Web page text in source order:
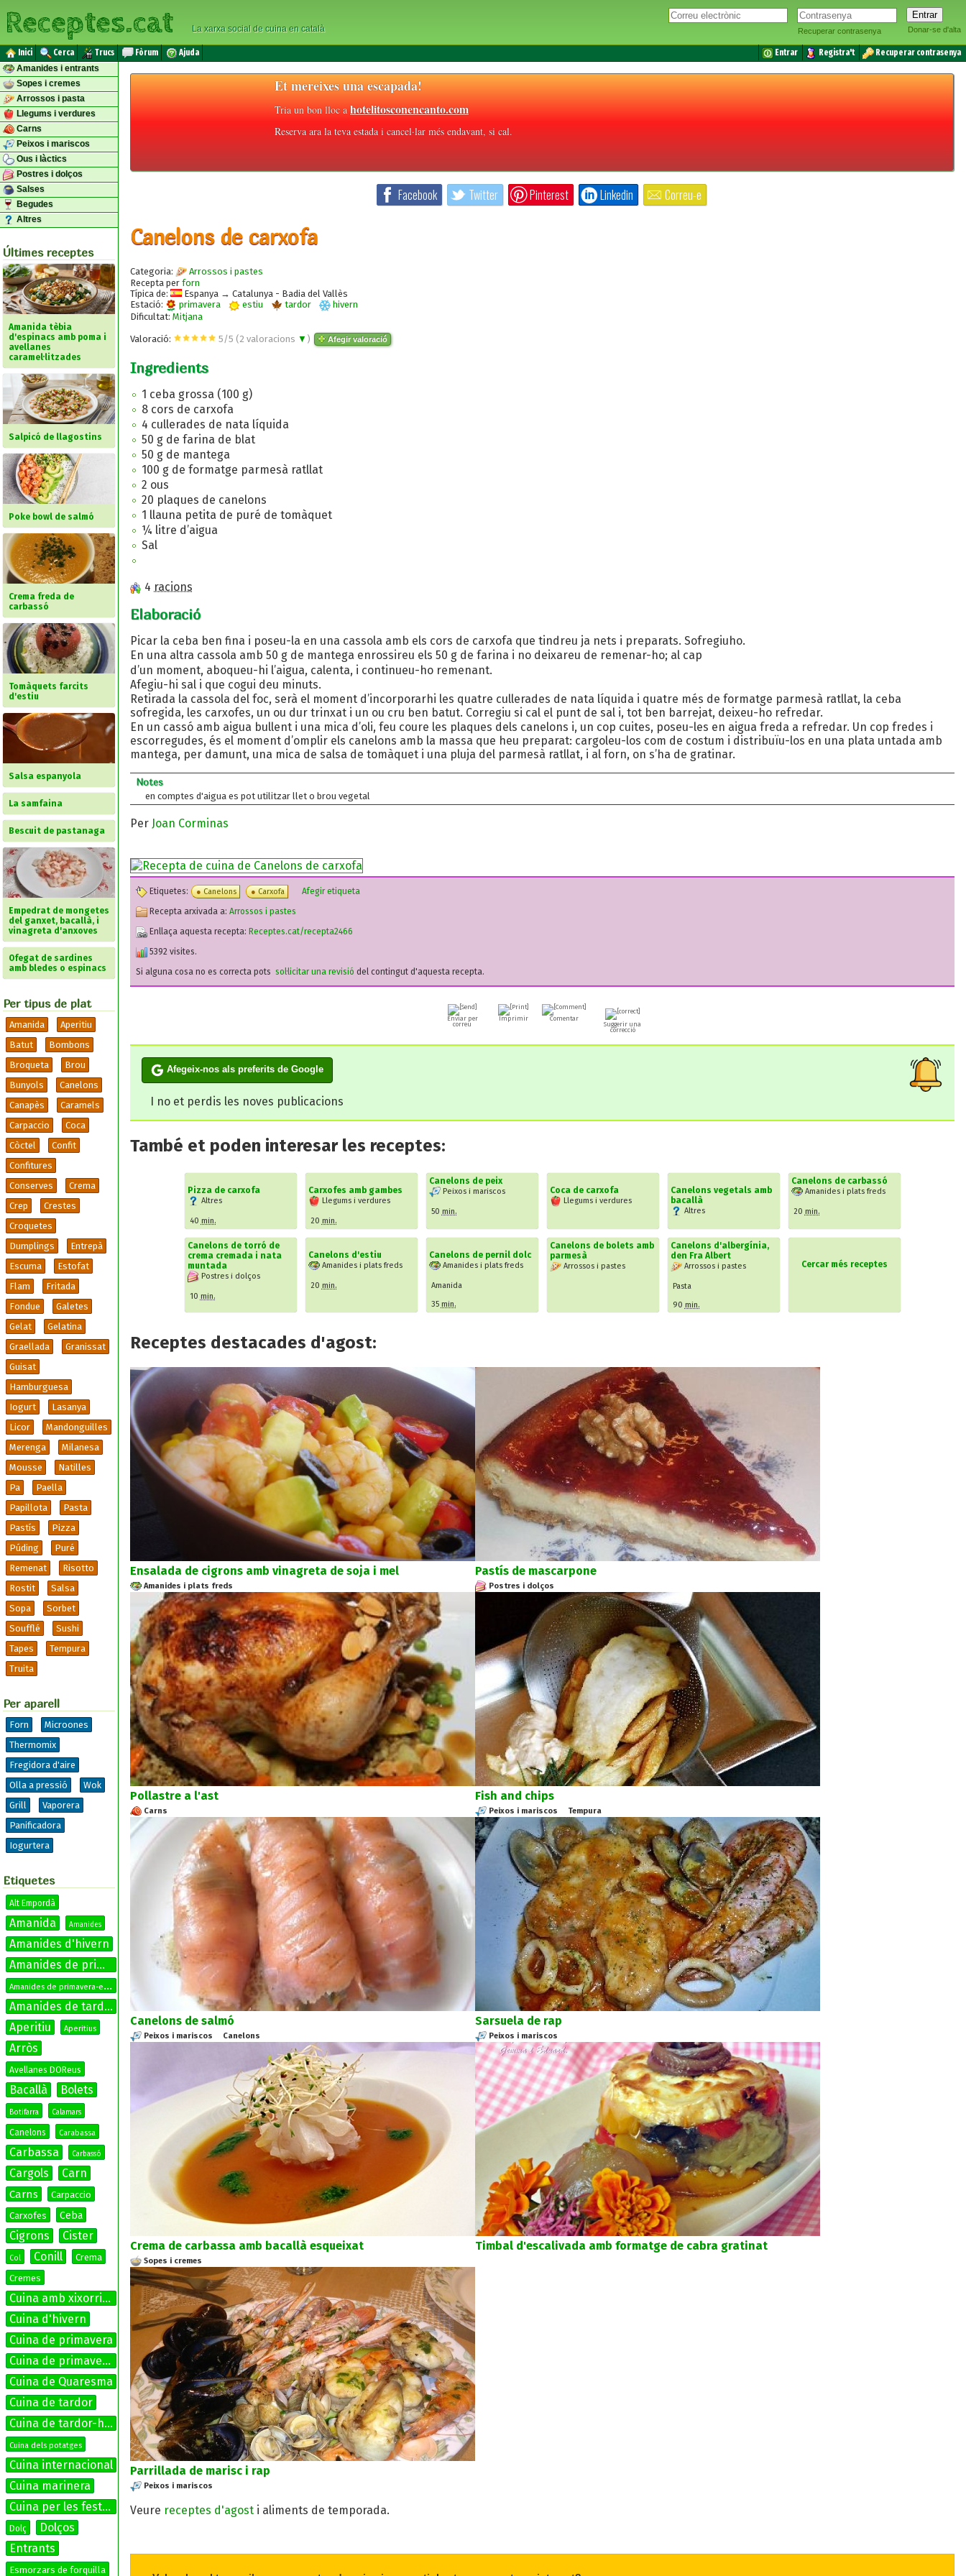
Recuperar contrasenya Donar-se d'alta
Receptes.cat La xarxa social de cuina en català
Inici Cerca Trucs Fòrum Ajuda Entrar Registra't
Recuperar contrasenya
Amanides i entrants
Sopes i cremes
Arrossos i pasta
Llegums i verdures
Carns
Peixos i mariscos
Ous i làctics
Postres i dolços
Salses
Begudes
Altres
Últimes receptes
Amanida tèbia
d'espinacs amb poma i
avellanes
caramel·litzades
Salpicó de llagostins
Poke bowl de salmó
Crema freda de
carbassó
Tomàquets farcits
d'estiu
Salsa espanyola
La samfaina
Bescuit de pastanaga
Empedrat de mongetes
del ganxet, bacallà, i
vinagreta d'anxoves
Ofegat de sardines
amb bledes o espinacs
Per tipus de plat
Amanida
Aperitiu
Batut
Bombons
Broqueta
Brou
Bunyols
Canelons
Canapès
Caramels
Carpaccio
Coca
Còctel
Confit
Confitures
Conserves
Crema
Crep
Crestes
Croquetes
Dumplings
Entrepà
Escuma
Estofat
Flam
Fritada
Fondue
Galetes
Gelat
Gelatina
Graellada
Granissat
Guisat
Hamburguesa
Iogurt
Lasanya
Licor
Mandonguilles
Merenga
Milanesa
Mousse
Natilles
Pa
Paella
Papillota
Pasta
Pastís
Pizza
Púding
Puré
Remenat
Risotto
Rostit
Salsa
Sopa
Sorbet
Soufflé
Sushi
Tapes
Tempura
Truita
Per aparell
Forn
Microones
Thermomix
Fregidora d'aire
Olla a pressió
Wok
Grill
Vaporera
Panificadora
Iogurtera
Etiquetes
Alt Empordà
Amanida Amanides
Amanides d'hivern
Amanides de primavera
A
manides de primavera-estiu
Amanides de tardor
Aperitiu
Aperitius
Arròs
Avellanes DOReus
Bacallà Bolets
Botifarra Calamars
Canelons Carabassa
Carbassa Carbassó
Cargols Carn
Carns
Carpaccio
Carxofes
Ceba
Cigrons Cister
Col Conill
Crema
Cremes
Cuina amb xixorrites
Cuina d'hivern
Cuina de primavera
Cuina de primavera-estiu
Cuina de Quaresma
Cuina de tardor
Cuina de tardor-hivern
Cuina dels potatges
Cuina internacional
Cuina marinera
Cuina per les festes
Dolç
Dolços
Entrants
Esmorzars de forquilla
Et mereixes una escapada!
Tria un bon lloc ahotelitosconencanto.com
Reserva ara la teva estada i cancel·lar més endavant, si cal.
Facebook Twitter Pinterest Linkedin Correu-e
Canelons de carxofa
Categoria:
Arrossos i pastes
Recepta per forn
Típica de:
Espanya → Catalunya - Badia del Vallès
Estació:
primavera estiu tardor
hivern
Dificultat: Mitjana
Valoració: 5 /5 (2 valoracions ▼ ) Afegir valoració
Ingredients
1 ceba grossa (100 g)
8 cors de carxofa
4 cullerades de nata líquida
50 g de farina de blat
50 g de mantega
100 g de formatge parmesà ratllat
2 ous
20 plaques de canelons
1 llauna petita de puré de tomàquet
¼ litre d’aigua
Sal
4 racions
Elaboració
Picar la ceba ben fina i poseu-la en una cassola amb els cors de carxofa que tindreu ja nets i preparats. Sofregiuho.
En una altra cassola amb 50 g de mantega enrossireu els 50 g de farina i no deixareu de remenar-ho; al cap
d’un moment, aboqueu-hi l’aigua, calenta, i continueu-ho remenant.
Afegiu-hi sal i que cogui deu minuts.
Retirada la cassola del foc, serà el moment d’incorporarhi les quatre cullerades de nata líquida i quatre més de formatge parmesà ratllat, la ceba
sofregida, les carxofes, un ou dur trinxat i un ou cru ben batut. Corregiu si cal el punt de sal i, tot ben barrejat, deixeu-ho refredar.
En un cassó amb aigua bullent i una mica d’oli, feu coure les plaques dels canelons i, un cop cuites, poseu-les en aigua freda a refredar. Un cop fredes i
escorregudes, és el moment d’omplir els canelons amb la massa que heu preparat: cargoleu-los com de costum i distribuïu-los en una plata untada amb
mantega, per damunt, una mica de salsa de tomàquet i una pluja del parmesà ratllat, i al forn, on s’ha de gratinar.
Notes
en comptes d'aigua es pot utilitzar llet o brou vegetal
Per Joan Corminas
Etiquetes: Canelons Carxofa
Afegir etiqueta
Recepta arxivada a: Arrossos i pastes
Enllaça aquesta recepta: Receptes.cat/recepta2466
5392 visites.
Si alguna cosa no es correcta pots sol·licitar una revisió del contingut d'aquesta recepta.
Enviar per
correu
Imprimir
Comentar
Suggerir una
correcció
Afegeix-nos als preferits de Google
I no et perdis les noves publicacions
També et poden interesar les receptes:
Pizza de carxofa
Altres
40 min.
Carxofes amb gambes
Llegums i verdures
20 min.
Canelons de peix
Peixos i mariscos
50 min.
Coca de carxofa
Llegums i verdures
Canelons vegetals amb
bacallà
Altres
Canelons de carbassó
Amanides i plats freds
20 min.
Canelons de torró de
crema cremada i nata
muntada
Postres i dolços
10 min.
Canelons d'estiu
Amanides i plats freds
20 min.
Canelons de pernil dolc
Amanides i plats freds
Amanida
35 min.
Canelons de bolets amb
parmesà
Arrossos i pastes
Canelons d'albergínia,
den Fra Albert
Arrossos i pastes
Pasta
90 min.
Cercar més receptes
Receptes destacades d'agost:
Ensalada de cigrons amb vinagreta de soja i mel
Amanides i plats freds
Pastís de mascarpone
Postres i dolços
Pollastre a l'ast
Carns
Fish and chips
Peixos i mariscos Tempura
Canelons de salmó
Peixos i mariscos Canelons
Sarsuela de rap
Peixos i mariscos
Crema de carbassa amb bacallà esqueixat
Sopes i cremes
Timbal d'escalivada amb formatge de cabra gratinat
Parrillada de marisc i rap
Peixos i mariscos
Veure receptes d'agost i aliments de temporada.